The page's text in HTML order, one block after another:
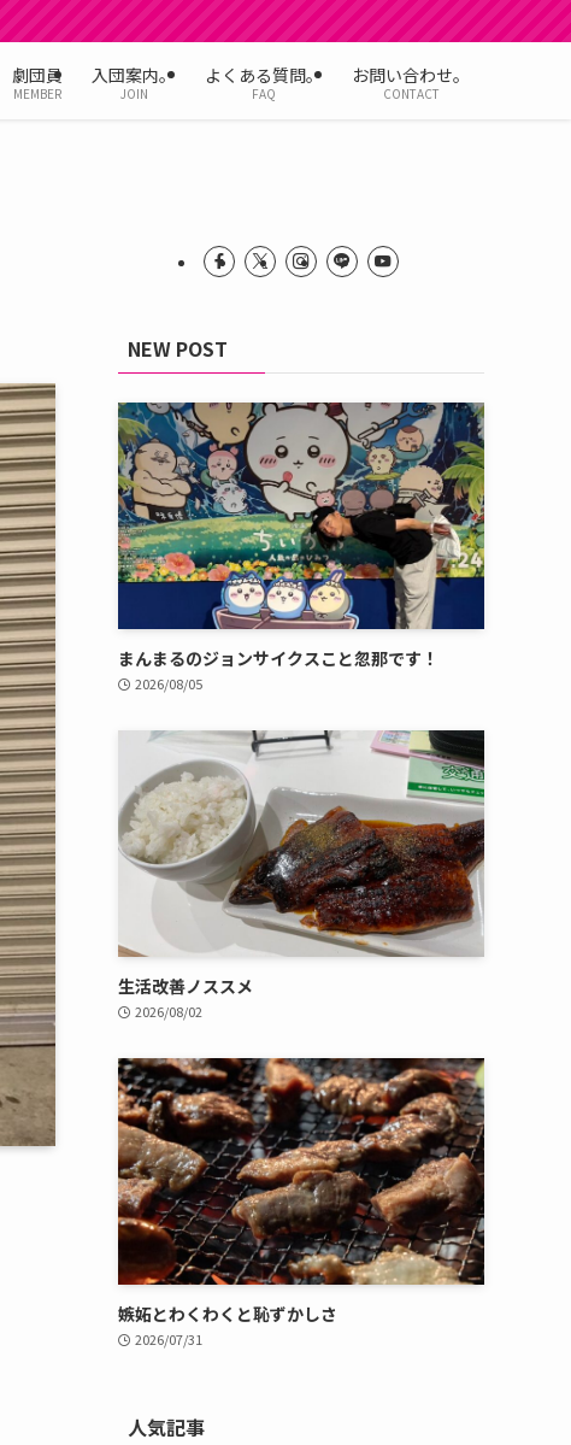
劇団員
MEMBER
入団案内。
JOIN
よくある質問。
FAQ
お問い合わせ。
CONTACT
NEW POST
まんまるのジョンサイクスこと忽那です！
2026/08/05
生活改善ノススメ
2026/08/02
嫉妬とわくわくと恥ずかしさ
2026/07/31
人気記事